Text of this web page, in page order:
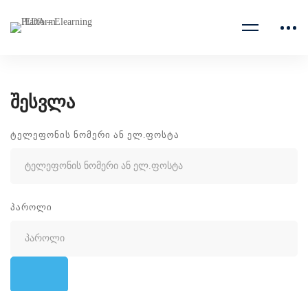
შესვლა
ᲢᲔᲚᲔᲤᲝᲜᲘᲡ ᲜᲝᲛᲔᲠᲘ ᲐᲜ ᲔᲚ.ᲤᲝᲡᲢᲐ
ᲞᲐᲠᲝᲚᲘ